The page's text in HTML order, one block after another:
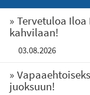
Tervetuloa Iloa
kahvilaan!
03.08.2026
juoksuun!